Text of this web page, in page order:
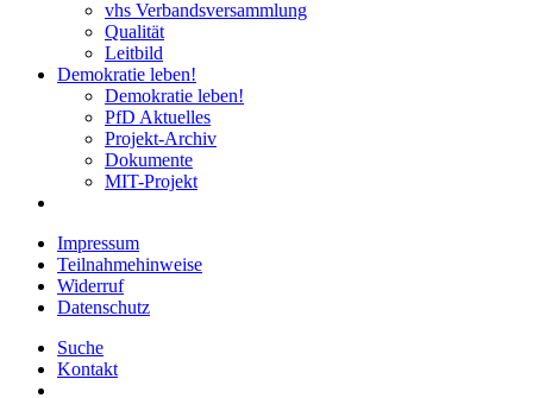
vhs Verbandsversammlung
Qualität
Leitbild
Demokratie leben!
Demokratie leben!
PfD Aktuelles
Projekt-Archiv
Dokumente
MIT-Projekt
Impressum
Teilnahmehinweise
Widerruf
Datenschutz
Suche
Kontakt